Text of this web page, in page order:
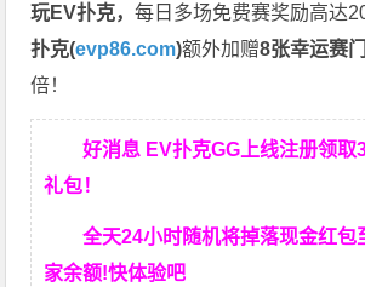
玩EV扑克，每日多场免费赛奖励高达
扑克(evp86.com)额外加赠8张幸运赛
倍！
好消息 EV扑克GG上线注册领取
礼包！
全天24小时随机将掉落现金红包
家余额!快体验吧